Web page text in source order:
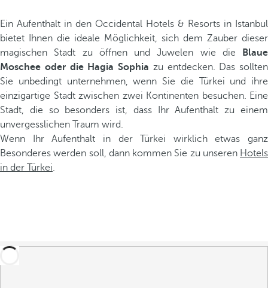
Ein Aufenthalt in den Occidental Hotels & Resorts in Istanbul
bietet Ihnen die ideale Möglichkeit, sich dem Zauber dieser
magischen Stadt zu öffnen und Juwelen wie die
Blaue
Moschee oder die Hagia Sophia zu entdecken. Das sollten
Sie unbedingt unternehmen, wenn Sie die Türkei und ihre
einzigartige Stadt zwischen zwei Kontinenten besuchen. Eine
Stadt, die so besonders ist, dass Ihr Aufenthalt zu einem
unvergesslichen Traum wird.
Wenn Ihr Aufenthalt in der Türkei wirklich etwas ganz
Besonderes werden soll, dann kommen Sie zu unseren Hotels
in der Türkei.